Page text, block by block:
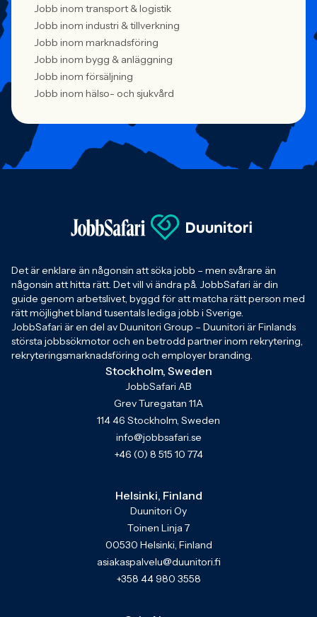
Jobb inom transport & logistik
Jobb inom industri & tillverkning
Jobb inom marknadsföring
Jobb inom bygg & anläggning
Jobb inom försäljning
Jobb inom hälso- och sjukvård
Det är enklare än någonsin att söka jobb – men svårare än
någonsin att hitta rätt. Det vill vi ändra på. JobbSafari är din
guide genom arbetslivet, byggd för att matcha rätt person med
rätt möjlighet bland tusentals lediga jobb i Sverige.
JobbSafari är en del av Duunitori Group – Duunitori är Finlands
största jobbsökmotor och en betrodd partner inom rekrytering,
rekryteringsmarknadsföring och employer branding.
Stockholm, Sweden
JobbSafari AB
Grev Turegatan 11A
114 46 Stockholm, Sweden
info@jobbsafari.se
+46 (0) 8 515 10 774
Helsinki, Finland
Duunitori Oy
Toinen Linja 7
00530 Helsinki, Finland
asiakaspalvelu@duunitori.fi
+358 44 980 3558